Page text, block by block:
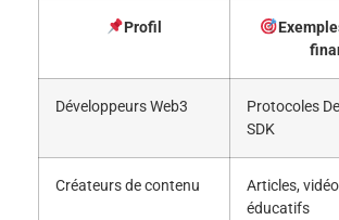
Profil
Développeurs Web3
Protocoles
SDK
Créateurs de contenu
Articles,
éducatifs